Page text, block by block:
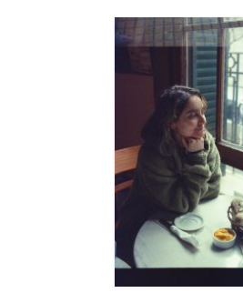
Quedate con nosotras